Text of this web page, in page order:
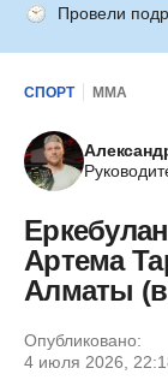
Провели
СПОРТ ММА
Артема
Алматы
Опубликовано:
4 июля 2026,